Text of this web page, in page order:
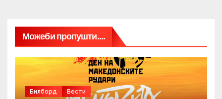
Можеби пропушти....
Билборд Вести